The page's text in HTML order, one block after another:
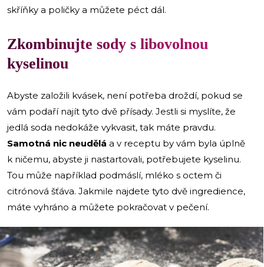
skříňky a poličky a můžete péct dál.
Zkombinujte sody s libovolnou
kyselinou
Abyste založili kvásek, není potřeba droždí, pokud se
vám podaří najít tyto dvě přísady. Jestli si myslíte, že
jedlá soda nedokáže vykvasit, tak máte pravdu.
Samotná nic neudělá a v receptu by vám byla úplně
k ničemu, abyste ji nastartovali, potřebujete kyselinu.
Tou může například podmáslí, mléko s octem či
citrónová šťáva. Jakmile najdete tyto dvě ingredience,
máte vyhráno a můžete pokračovat v pečení.